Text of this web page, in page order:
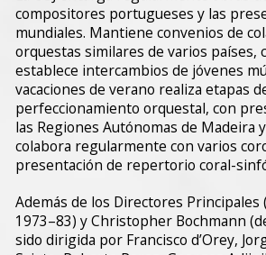
compositores portugueses y las
mundiales. Mantiene convenios de
orquestas similares de varios países,
establece intercambios de jóvenes
vacaciones de verano realiza etapas
perfeccionamiento orquestal, con
las Regiones Autónomas de Madeira y
colabora regularmente con varios
presentación de repertorio coral-
Además de los Directores
1973–83) y Christopher Bochmann
sido dirigida por Francisco d’Orey,